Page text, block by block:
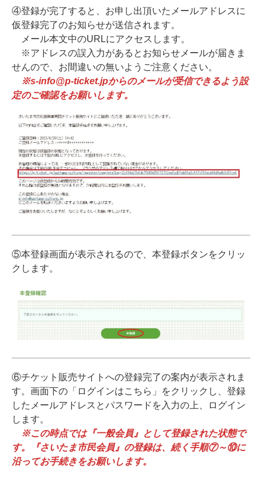
④登録が完了すると、お申し出頂いたメールアドレスに
仮登録完了のお知らせが送信されます。
メール本文中のURLにアクセスします。
※アドレスの誤入力があるとお知らせメールが届きま
せんので、お間違いの無いようご注意ください。
※s-info@p-ticket.jpからのメールが受信できるよう設
定のご確認をお願いします。
⑤本登録画面が表示されるので、本登録ボタンをクリッ
クします。
⑥チケット販売サイトへの登録完了の案内が表示されま
す。画面下の「ログインはこちら」をクリックし、登録
したメールアドレスとパスワードを入力の上、ログイン
します。
※この時点では『一般会員』として登録された状態で
す。『さいたま市民会員』の登録は、続く手順⑦～⑩に
沿ってお手続きをお願いします。